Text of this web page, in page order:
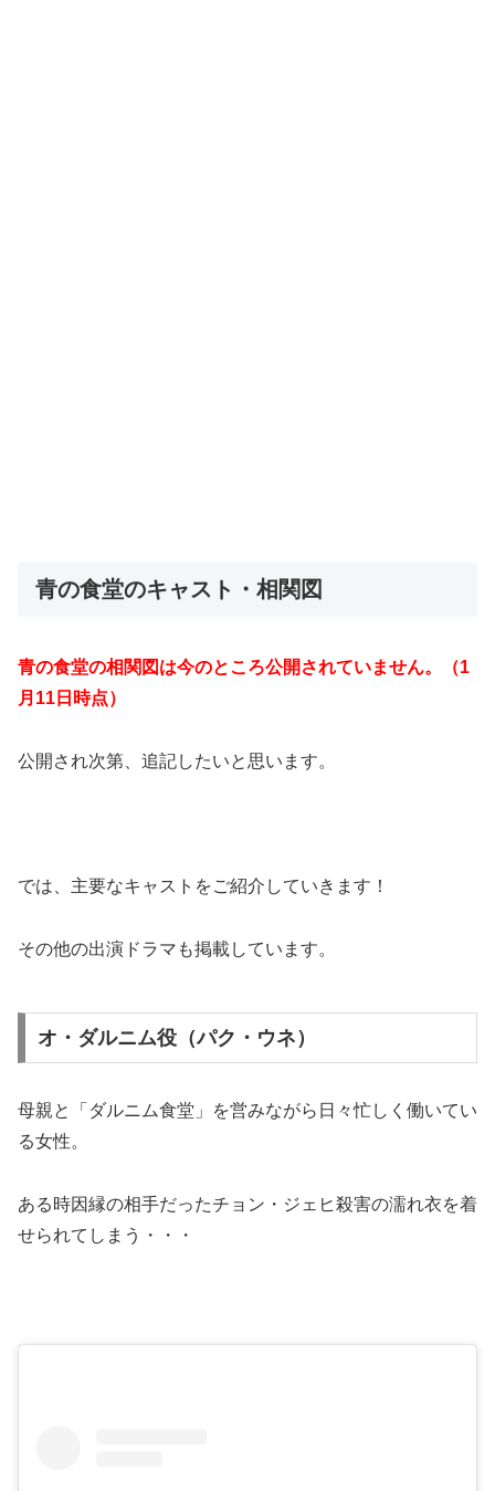
青の食堂のキャスト・相関図
青の食堂の相関図は今のところ公開されていません。（1
月11日時点）
公開され次第、追記したいと思います。
では、主要なキャストをご紹介していきます！
その他の出演ドラマも掲載しています。
オ・ダルニム役（パク・ウネ）
母親と「ダルニム食堂」を営みながら日々忙しく働いてい
る女性。
ある時因縁の相手だったチョン・ジェヒ殺害の濡れ衣を着
せられてしまう・・・